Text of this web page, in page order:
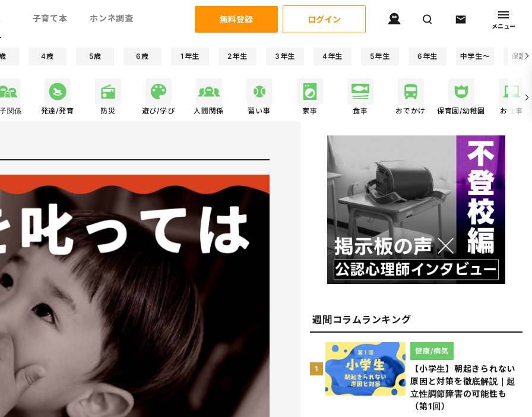
子育て本 ホンネ調査 無料登録 ログイン
メニュー
4歳 5歳 6歳 1年生 2年生 3年生 4年生 5年生 6年生 中学生〜 保護
関係 発達/発育 防災 遊び/学び 人間関係 習い事 家事 食事 おでかけ 保育園/幼稚園 お仕事
週間コラムランキング
1
【小学生】朝起きられない
原因と対策を徹底解説｜起
立性調節障害の可能性も
（第1回）
健康/病気